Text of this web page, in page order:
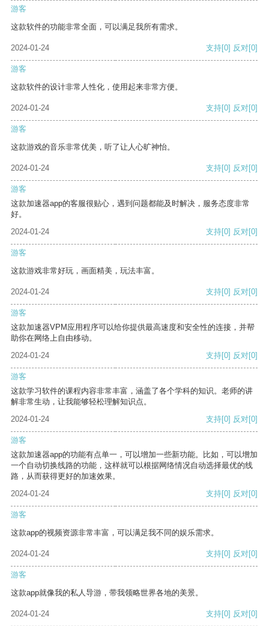
游客
这款软件的功能非常全面，可以满足我所有需求。
2024-01-24 支持[0] 反对[0]
游客
这款软件的设计非常人性化，使用起来非常方便。
2024-01-24 支持[0] 反对[0]
游客
这款游戏的音乐非常优美，听了让人心旷神怡。
2024-01-24 支持[0] 反对[0]
游客
这款加速器app的客服很贴心，遇到问题都能及时解决，服务态度非常
好。
2024-01-24
支持[0] 反对[0]
游客
这款游戏非常好玩，画面精美，玩法丰富。
2024-01-24 支持[0] 反对[0]
游客
这款加速器VPM应用程序可以给你提供最高速度和安全性的连接，并帮
助你在网络上自由移动。
2024-01-24
支持[0] 反对[0]
游客
这款学习软件的课程内容非常丰富，涵盖了各个学科的知识。老师的讲
解非常生动，让我能够轻松理解知识点。
2024-01-24
支持[0] 反对[0]
游客
这款加速器app的功能有点单一，可以增加一些新功能。比如，可以增加
一个自动切换线路的功能，这样就可以根据网络情况自动选择最优的线
路，从而获得更好的加速效果。
2024-01-24
支持[0] 反对[0]
游客
这款app的视频资源非常丰富，可以满足我不同的娱乐需求。
2024-01-24 支持[0] 反对[0]
游客
这款app就像我的私人导游，带我领略世界各地的美景。
2024-01-24 支持[0] 反对[0]